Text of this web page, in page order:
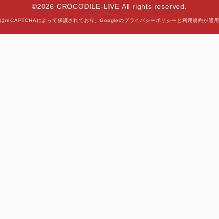
©2026 CROCODILE-LIVE All rights reserved.
reCAPTCHAによって保護されており、Googleのプライバシーポリシー と 利用規約が適